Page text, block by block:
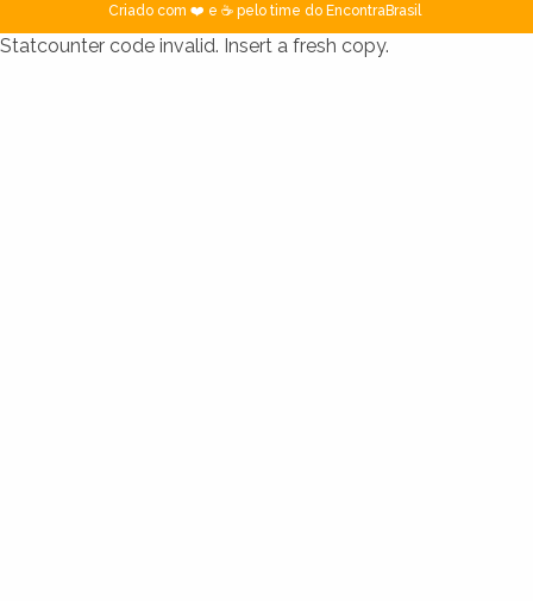
Criado com ❤️ e ☕ pelo time do EncontraBrasil
Statcounter code invalid. Insert a fresh copy.